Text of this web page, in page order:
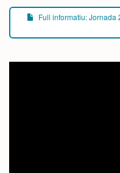
Full informatiu: Jornada